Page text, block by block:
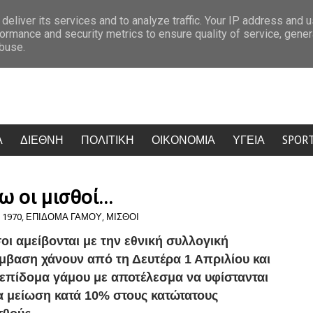
η Λίσα ήταν στη βαλίτσα»: Η συγκλονιστική κατάθεση της συζύγου του
ΔΙΕΘΝΗ ΠΟΛΙΤΙΚΗ ΟΙΚΟΝΟΜΙΑ ΥΓΕΙΑ
οι μισθοί...
, ΕΠΙΔΟΜΑ ΓΑΜΟΥ, ΜΙΣΘΟΙ
αμείβονται με την εθνική συλλογική
χάνουν από τη Δευτέρα 1 Απριλίου και
γάμου με αποτέλεσμα να υφίστανται
μείωση κατά 10% στους κατώτατους
its services and to analyze traffic. Your IP address and
and security metrics to ensure quality of service,